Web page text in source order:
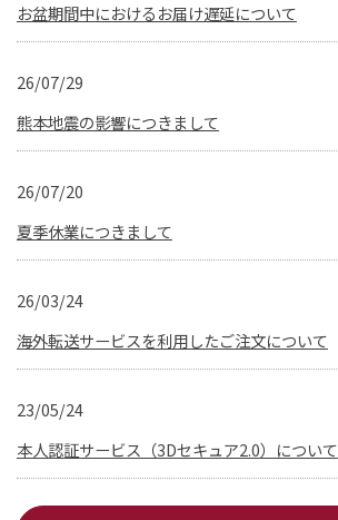
お盆期間中におけるお届け遅延について
26/07/29
熊本地震の影響につきまして
26/07/20
夏季休業につきまして
26/03/24
海外転送サービスを利用したご注文について
23/05/24
本人認証サービス（3Dセキュア2.0）について